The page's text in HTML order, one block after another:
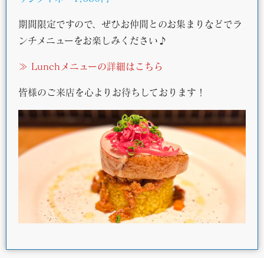
期間限定ですので、ぜひお仲間とのお集まりなどでラ
ンチメニューをお楽しみください♪
≫ Lunchメニューの詳細はこちら
皆様のご来店を心よりお待ちしております！